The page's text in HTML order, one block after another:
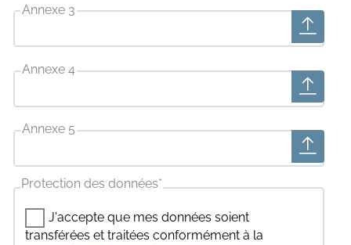
Annexe 3
Annexe 4
Annexe 5
Protection des données*
J'accepte que mes données soient
transférées et traitées conformément à la